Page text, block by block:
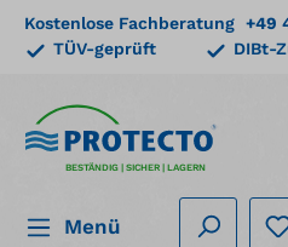
springen
Kostenlose Fachberatung +49
TÜV-geprüft
DIBt-
BESTÄNDIG | SICHER | LAGERN
Menü